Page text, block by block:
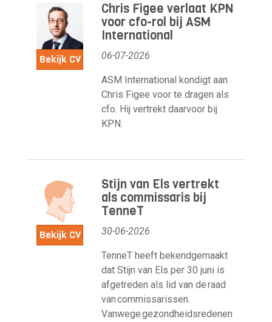
Bekijk CV
Chris Figee verlaat KPN
voor cfo-rol bij ASM
International
06-07-2026
ASM International kondigt aan
Chris Figee voor te dragen als
cfo. Hij vertrekt daarvoor bij
KPN.
Bekijk CV
Stijn van Els vertrekt
als commissaris bij
TenneT
30-06-2026
TenneT heeft bekendgemaakt
dat Stijn van Els per 30 juni is
afgetreden als lid van de raad
van commissarissen.
Vanwege gezondheidsredenen